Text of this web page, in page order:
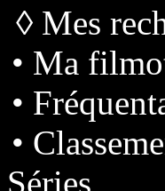
◊ Mes
• Ma
•
•
Séries